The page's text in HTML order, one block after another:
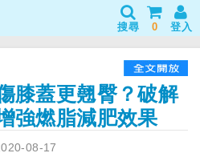
搜尋 0 登入
膝蓋更翹臀？破解
強燃脂減肥效果
08-17